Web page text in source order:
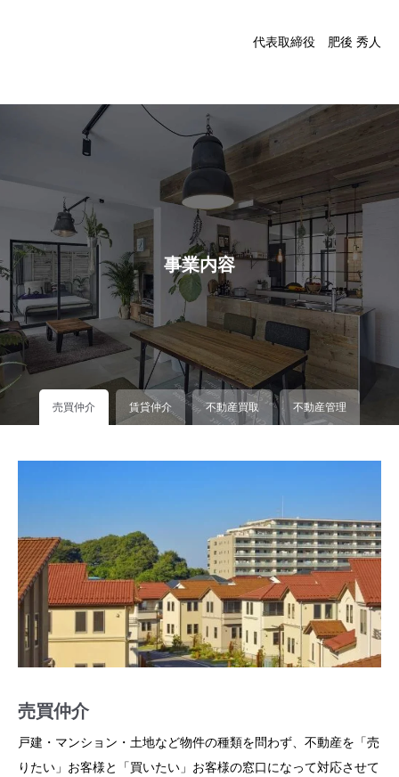
代表取締役 肥後 秀人
事業内容
売買仲介 賃貸仲介 不動産買取 不動産管理
売買仲介
戸建・マンション・土地など物件の種類を問わず、不動産を「売
りたい」お客様と「買いたい」お客様の窓口になって対応させて
不動産買取